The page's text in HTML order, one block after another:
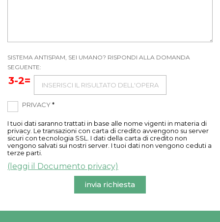
SISTEMA ANTISPAM, SEI UMANO? RISPONDI ALLA DOMANDA
SEGUENTE:
3-2=
PRIVACY*
I tuoi dati saranno trattati in base alle nome vigenti in materia di
privacy. Le transazioni con carta di credito avvengono su server
sicuri con tecnologia SSL. I dati della carta di credito non
vengono salvati sui nostri server. I tuoi dati non vengono ceduti a
terze parti.
(leggi il Documento privacy)
invia richiesta